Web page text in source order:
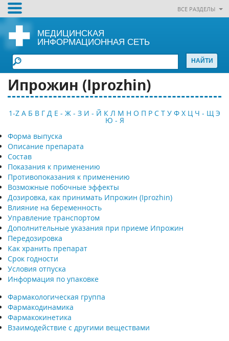
ВСЕ РАЗДЕЛЫ
МЕДИЦИНСКАЯ
ИНФОРМАЦИОННАЯ СЕТЬ
Ипрожин (Iprozhin)
1-Z А Б В Г Д Е - Ж - З И - Й К Л М Н О П Р С Т У Ф Х Ц Ч - Щ Э
Ю - Я
Форма выпуска
Описание препарата
Состав
Показания к применению
Противопоказания к применению
Возможные побочные эффекты
Дозировка, как принимать Ипрожин (Iprozhin)
Влияние на беременность
Управление транспортом
Дополнительные указания при приеме Ипрожин
Передозировка
Как хранить препарат
Срок годности
Условия отпуска
Информация по упаковке
Фармакологическая группа
Фармакодинамика
Фармакокинетика
Взаимодействие с другими веществами